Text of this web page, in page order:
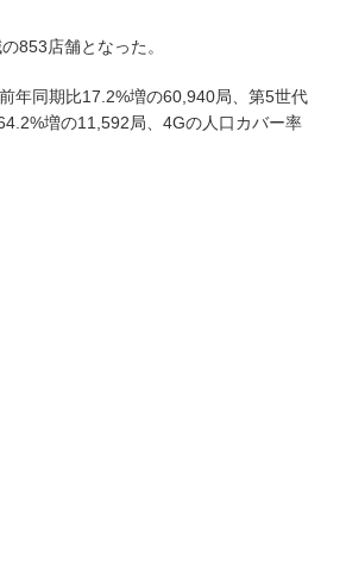
853店舗となった。
年同期比17.2%増の60,940局、第5世代
増の11,592局、4Gの人口カバー率